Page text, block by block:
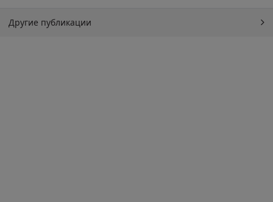
Другие публикации